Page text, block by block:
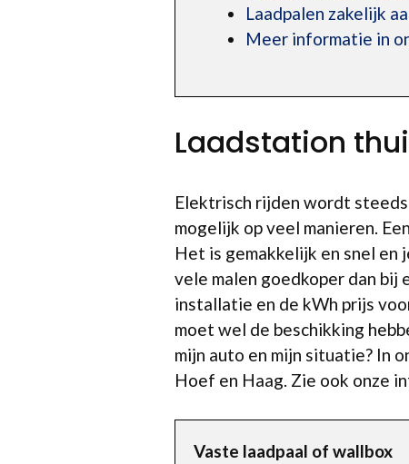
Laadpalen zakelijk
Meer informatie in
Laadstation
Elektrisch rijden wordt
mogelijk op veel manieren.
Het is gemakkelijk en snel en
vele malen goedkoper dan bij
installatie en de kWh prijs
moet wel de beschikking
mijn auto en mijn situatie? In
Hoef en Haag. Zie ook onze
Vaste laadpaal of wallbox